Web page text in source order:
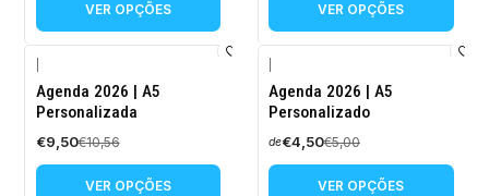
VER OPÇÕES VER OPÇÕES
-10%
DESCONTO
Agenda 2026 | A5
Personalizada
€9,50€10,56
VER OPÇÕES
-10%
DESCONTO
Agenda 2026 | A5
Personalizado
de€4,50€5,00
VER OPÇÕES